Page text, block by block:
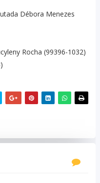
Débora Menezes
Rocha (99396-1032)